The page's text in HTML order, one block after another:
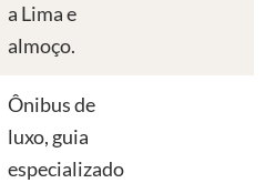
a Lima e
almoço.
Ônibus de
luxo, guia
especializado